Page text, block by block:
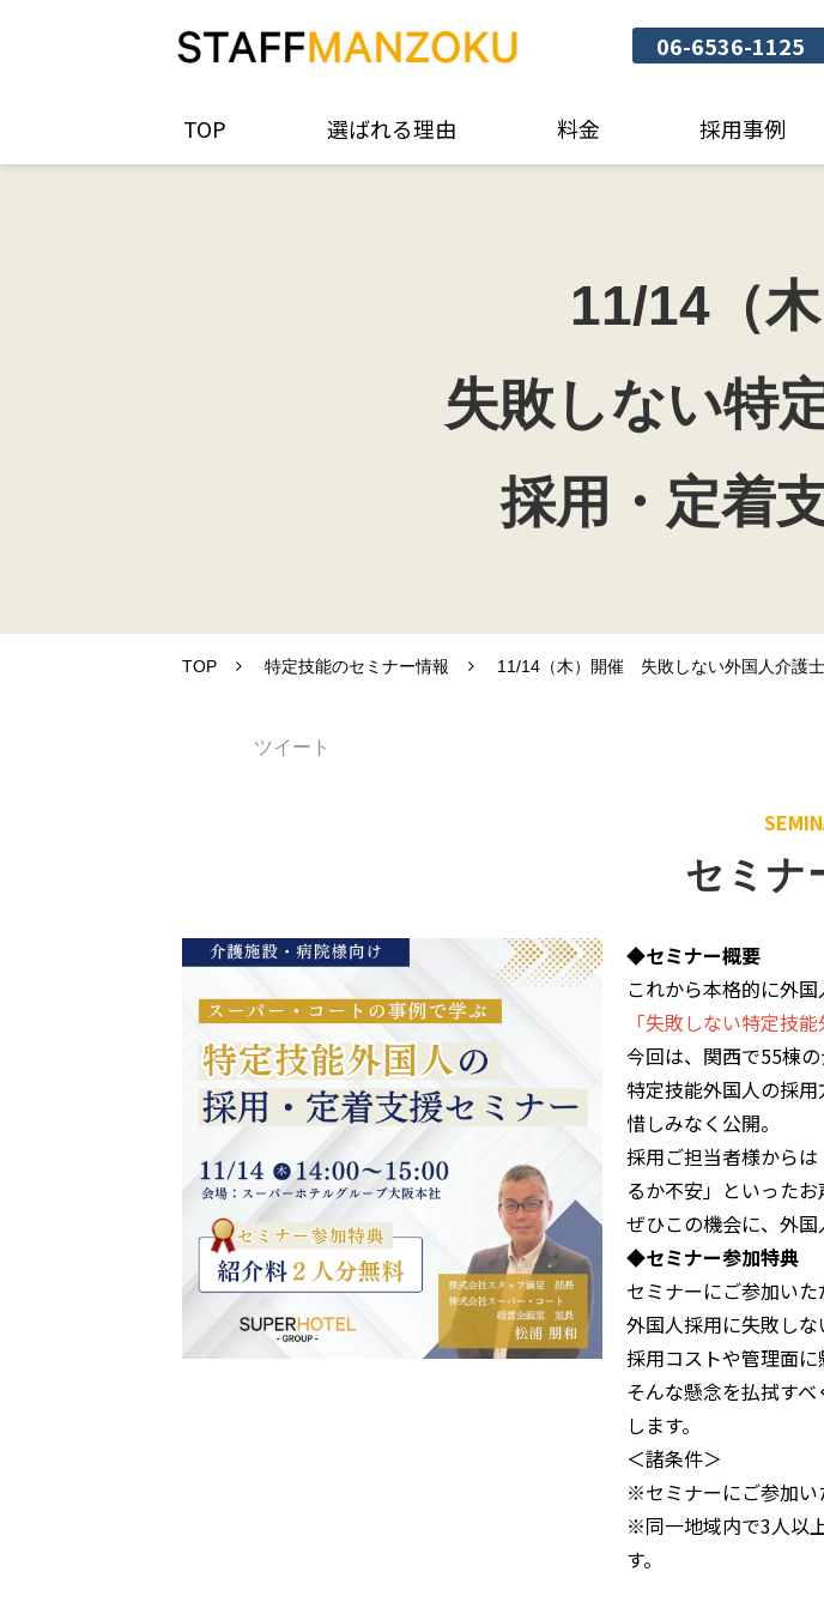
06-6536-1125
TOP 選ばれる理由 料金 採用事例
11/14（
失敗しない特
採用・定着
TOP 特定技能のセミナー情報 11/14（木）開催 失敗しない外国人介護
ツイート
セミナ
◆セミナー概要
これから本格的に外
「失敗しない特定技
今回は、関西で55棟
特定技能外国人の採
惜しみなく公開。
採用ご担当者様から
るか不安」といったお
ぜひこの機会に、外
◆セミナー参加特典
セミナーにご参加いた
外国人採用に失敗しな
採用コストや管理面に
そんな懸念を払拭す
します。
＜諸条件＞
※セミナーにご参加い
※同一地域内で3人以
す。